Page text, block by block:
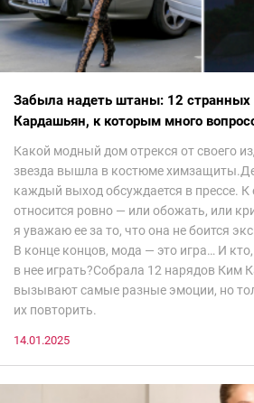
Забыла надеть штаны: 12 странных
Кардашьян, к которым много
Какой модный дом отрекся от своего
звезда вышла в костюме
каждый выход обсуждается в прессе.
относится ровно — или обожать, или
я уважаю ее за то, что она не боится
В конце концов, мода — это игра… И
в нее играть?Собрала 12 нарядов Ким
вызывают самые разные эмоции, но
их повторить.
14.01.2025